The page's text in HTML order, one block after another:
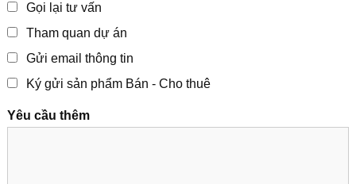
Gọi lại tư vấn
Tham quan dự án
Gửi email thông tin
Ký gửi sản phẩm Bán - Cho thuê
Yêu cầu thêm